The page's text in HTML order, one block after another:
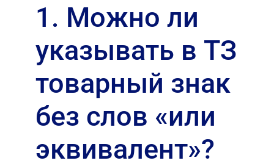
1. Можно ли
указывать в ТЗ
товарный знак
без слов «или
эквивалент»?